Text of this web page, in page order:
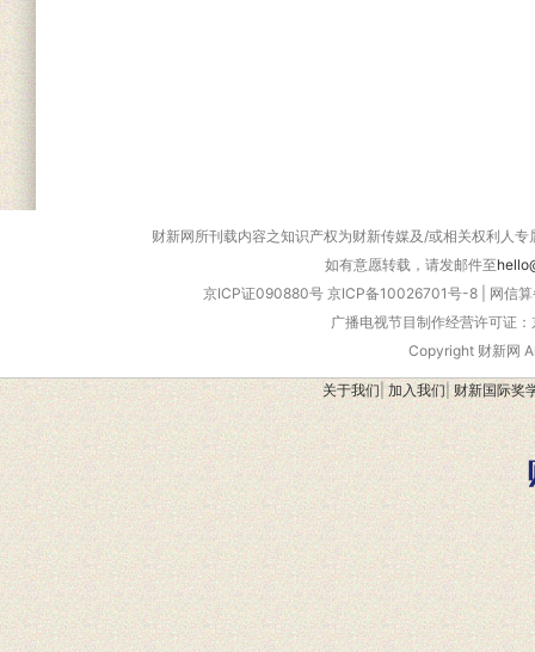
财新网所刊载内容之知识产权为财新传媒及/或相关权利人
如有意愿转载，请发邮件至
京ICP证090880号 京ICP备10026701号-8
网信
广播电视节目制作经营许可证
Copyright 财新网
关于我们 |加入我们 财新国际奖